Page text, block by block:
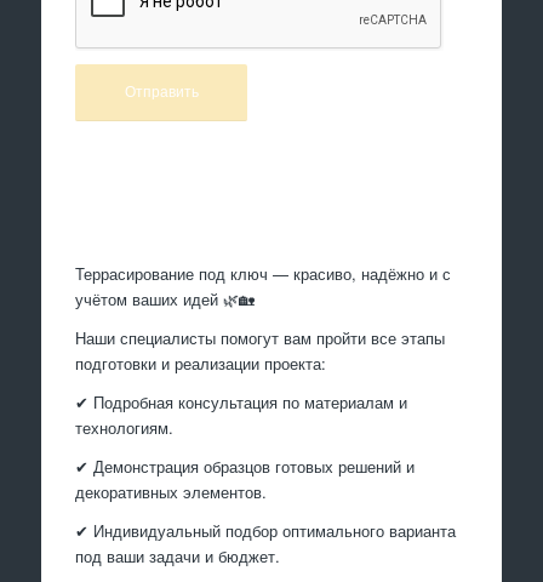
Террасирование под ключ — красиво, надёжно и с
учётом ваших идей 🌿🏡
Наши специалисты помогут вам пройти все этапы
подготовки и реализации проекта:
✔ Подробная консультация по материалам и
технологиям.
✔ Демонстрация образцов готовых решений и
декоративных элементов.
✔ Индивидуальный подбор оптимального варианта
под ваши задачи и бюджет.